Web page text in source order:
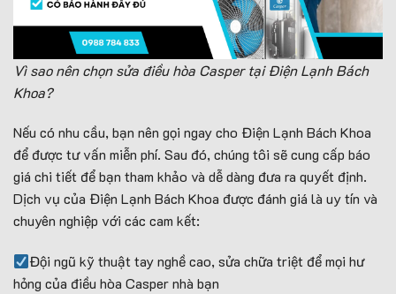
Vì sao nên chọn sửa điều hòa Casper tại Điện Lạnh Bách
Khoa?
Nếu có nhu cầu, bạn nên gọi ngay cho Điện Lạnh Bách Khoa
để được tư vấn miễn phí. Sau đó, chúng tôi sẽ cung cấp báo
giá chi tiết để bạn tham khảo và dễ dàng đưa ra quyết định.
Dịch vụ của Điện Lạnh Bách Khoa được đánh giá là uy tín và
chuyên nghiệp với các cam kết:
Đội ngũ kỹ thuật tay nghề cao, sửa chữa triệt để mọi hư
hỏng của điều hòa Casper nhà bạn